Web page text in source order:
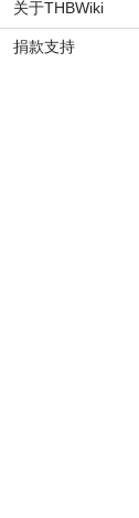
关于THBWiki
捐款支持